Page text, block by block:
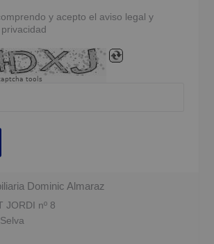
y acepto el aviso legal y
tools
Dominic Almaraz
JORDI nº 8